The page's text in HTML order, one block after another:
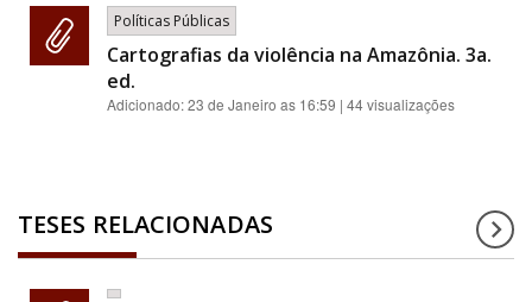
Políticas Públicas
Cartografias da violência na Amazônia. 3a.
ed.
Adicionado:23 de Janeiro as 16:59 | 44 visualizações
TESES RELACIONADAS